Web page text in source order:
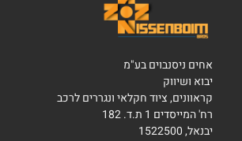
אחים ניסנבוים בע"מ
יבוא ושיווק
קראוונים, ציוד חקלאי ונגררים לרכב
רח' המייסדים 1 ת.ד. 182
יבנאל, 1522500